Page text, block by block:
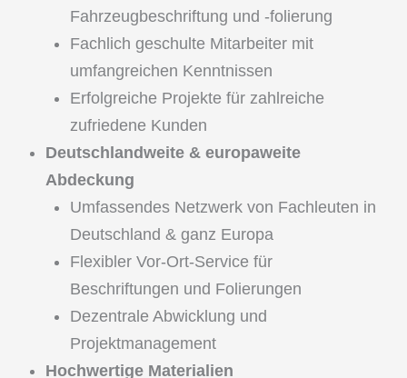
Fahrzeugbeschriftung und -folierung
Fachlich geschulte Mitarbeiter mit
umfangreichen Kenntnissen
Erfolgreiche Projekte für zahlreiche
zufriedene Kunden
Deutschlandweite & europaweite
Abdeckung
Umfassendes Netzwerk von Fachleuten in
Deutschland & ganz Europa
Flexibler Vor-Ort-Service für
Beschriftungen und Folierungen
Dezentrale Abwicklung und
Projektmanagement
Hochwertige Materialien